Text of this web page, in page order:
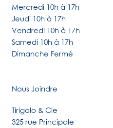
Mercredi 10h à 17h
Jeudi 10h à 17h
Vendredi 10h à 17h
Samedi 10h à 17h
Dimanche Fermé
Nous Joindre
Tirigolo & Cie
325 rue Principale